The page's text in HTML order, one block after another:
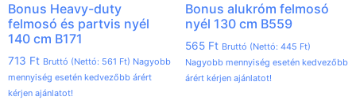
Bonus Heavy-duty
felmosó és partvis nyél
140 cm B171
713 Ft Bruttó (Nettó: 561 Ft) Nagyobb
mennyiség esetén kedvezőbb árért
kérjen ajánlatot!
Bonus alukróm felmosó
nyél 130 cm B559
565 Ft Bruttó (Nettó: 445 Ft)
Nagyobb mennyiség esetén kedvezőbb
árért kérjen ajánlatot!